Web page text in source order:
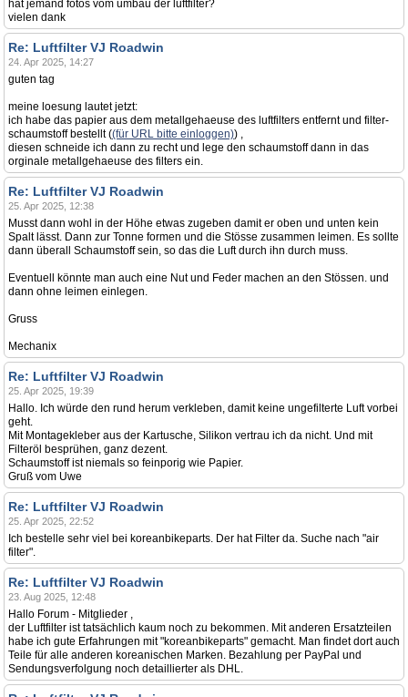
hat jemand fotos vom umbau der luftfilter?
vielen dank
Re: Luftfilter VJ Roadwin
24. Apr 2025, 14:27
guten tag
meine loesung lautet jetzt:
ich habe das papier aus dem metallgehaeuse des luftfilters entfernt und filter-
schaumstoff bestellt ((für URL bitte einloggen)) ,
diesen schneide ich dann zu recht und lege den schaumstoff dann in das
orginale metallgehaeuse des filters ein.
Re: Luftfilter VJ Roadwin
25. Apr 2025, 12:38
Musst dann wohl in der Höhe etwas zugeben damit er oben und unten kein
Spalt lässt. Dann zur Tonne formen und die Stösse zusammen leimen. Es sollte
dann überall Schaumstoff sein, so das die Luft durch ihn durch muss.
Eventuell könnte man auch eine Nut und Feder machen an den Stössen. und
dann ohne leimen einlegen.
Gruss
Mechanix
Re: Luftfilter VJ Roadwin
25. Apr 2025, 19:39
Hallo. Ich würde den rund herum verkleben, damit keine ungefilterte Luft vorbei
geht.
Mit Montagekleber aus der Kartusche, Silikon vertrau ich da nicht. Und mit
Filteröl besprühen, ganz dezent.
Schaumstoff ist niemals so feinporig wie Papier.
Gruß vom Uwe
Re: Luftfilter VJ Roadwin
25. Apr 2025, 22:52
Ich bestelle sehr viel bei koreanbikeparts. Der hat Filter da. Suche nach "air
filter".
Re: Luftfilter VJ Roadwin
23. Aug 2025, 12:48
Hallo Forum - Mitglieder ,
der Luftfilter ist tatsächlich kaum noch zu bekommen. Mit anderen Ersatzteilen
habe ich gute Erfahrungen mit "koreanbikeparts" gemacht. Man findet dort auch
Teile für alle anderen koreanischen Marken. Bezahlung per PayPal und
Sendungsverfolgung noch detaillierter als DHL.